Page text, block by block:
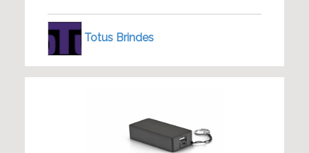
Totus Brindes